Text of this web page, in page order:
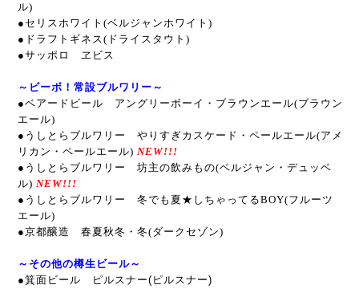
ル)
●セリスホワイト(ベルジャンホワイト)
●ドラフトギネス(ドライスタウト)
●サッポロ ヱビス
～ビーボ！常設ブルワリー～
●ベアードビール アングリーボーイ・ブラウンエール(ブラウン
エール)
●うしとらブルワリー やりすぎカスケード・ペールエール(アメ
リカン・ペールエール) NEW!!!
●うしとらブルワリー 坊主の飲みもの(ベルジャン・デュッベ
ル) NEW!!!
●うしとらブルワリー 冬でも夏★しちゃってるBOY(フルーツ
エール)
●京都醸造 春夏秋冬・冬(ダークセゾン)
～その他の樽生ビール～
●箕面ビール ピルスナー(ピルスナー)